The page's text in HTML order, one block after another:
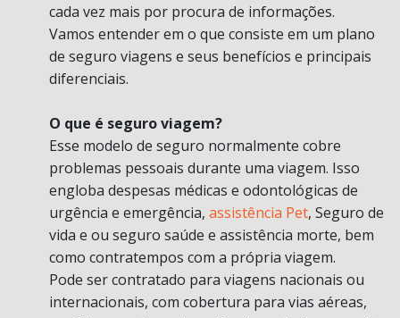
cada vez mais por procura de informações.
Vamos entender em o que consiste em um plano
de seguro viagens e seus benefícios e principais
diferenciais.
O que é seguro viagem?
Esse modelo de seguro normalmente cobre
problemas pessoais durante uma viagem. Isso
engloba despesas médicas e odontológicas de
urgência e emergência, assistência Pet, Seguro de
vida e ou seguro saúde e assistência morte, bem
como contratempos com a própria viagem.
Pode ser contratado para viagens nacionais ou
internacionais, com cobertura para vias aéreas,